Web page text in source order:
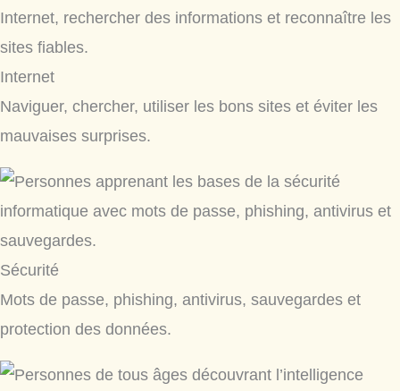
Internet
Naviguer, chercher, utiliser les bons sites et éviter les
mauvaises surprises.
Sécurité
Mots de passe, phishing, antivirus, sauvegardes et
protection des données.